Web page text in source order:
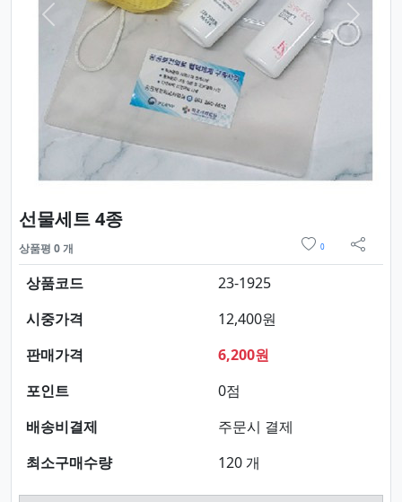
Previous Next
선물세트 4종요약정보 및 구매
상품평 0 개 0
sns 공
상품코드
23-1925
시중가격
12,400원
판매가격
6,200원
포인트
0점
배송비결제
주문시 결제
최소구매수량
120 개